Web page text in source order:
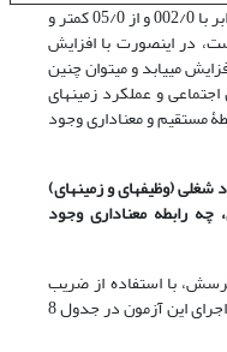
بر اساس جدول 7، چون سطح معنا­داری برابر با 002/0 و از 05/0 کمتر و
در این­صورت با افزایش
می­یابد و می­توان چنین
95% بین هوش اجتماعی و عملکرد زمینه­ای
مستقیم و معناداری وجود
(وظیفه­ای و زمینه­ای)
رابطه معناداری وجود
با استفاده از ضریب
همبستگی پیرسون بررسی شد. یافته‌های اجرای این آزمون در جدول 8